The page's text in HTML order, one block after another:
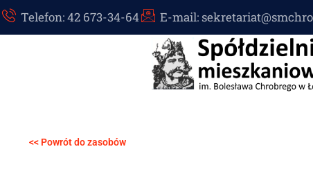
Telefon: 42 673-34-64 E-mail:
<< Powrót do zasobów